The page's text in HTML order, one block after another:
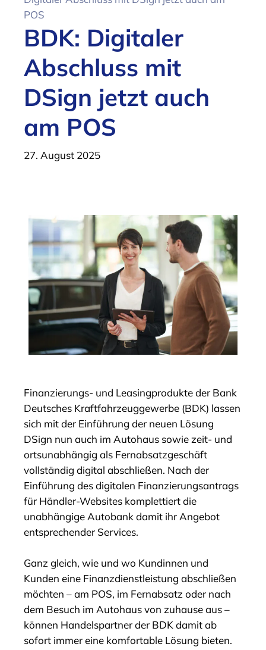
POS
BDK: Digitaler
Abschluss mit
DSign jetzt auch
am POS
27. August 2025
Finanzierungs- und Leasingprodukte der Bank
Deutsches Kraftfahrzeuggewerbe (BDK) lassen
sich mit der Einführung der neuen Lösung
DSign nun auch im Autohaus sowie zeit- und
ortsunabhängig als Fernabsatzgeschäft
vollständig digital abschließen. Nach der
Einführung des digitalen Finanzierungsantrags
für Händler-Websites komplettiert die
unabhängige Autobank damit ihr Angebot
entsprechender Services.
Ganz gleich, wie und wo Kundinnen und
Kunden eine Finanzdienstleistung abschließen
möchten – am POS, im Fernabsatz oder nach
dem Besuch im Autohaus von zuhause aus –
können Handelspartner der BDK damit ab
sofort immer eine komfortable Lösung bieten.